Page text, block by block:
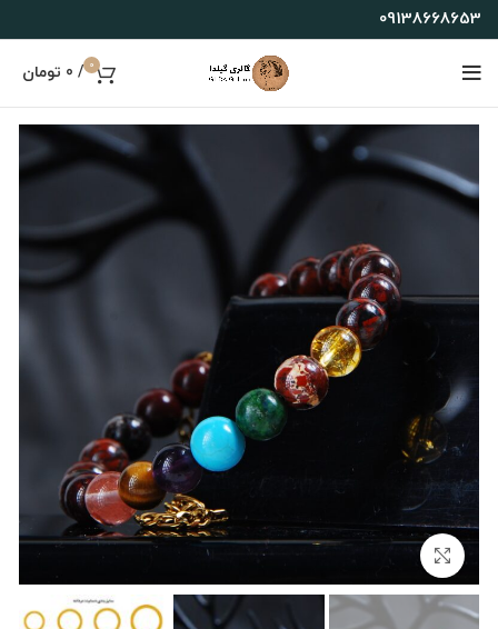
09138668653
0
/
0 تومان
بزرگنمایی تصویر